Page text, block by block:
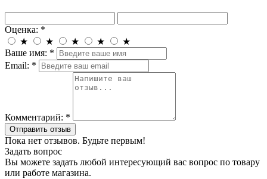
Оценка: *
★
★ ★ ★
★
Ваше имя: *
Email: *
Комментарий: *
Отправить отзыв
Пока нет отзывов. Будьте первым!
Задать вопрос
Вы можете задать любой интересующий вас вопрос по товару
или работе магазина.